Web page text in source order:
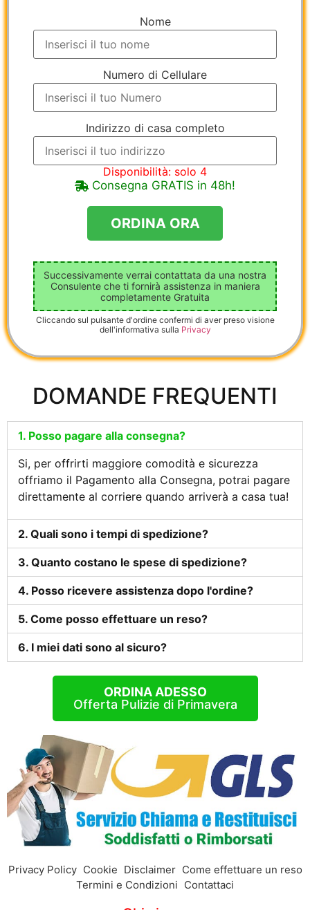
Nome
Numero di Cellulare
Indirizzo di casa completo
Disponibilità: solo 4
Consegna GRATIS in 48h!
Successivamente verrai contattata da una nostra
Consulente che ti fornirà assistenza in maniera
completamente Gratuita
Cliccando sul pulsante d'ordine confermi di aver preso visione
dell'informativa sulla Privacy
DOMANDE FREQUENTI
1. Posso pagare alla consegna?
Si, per offrirti maggiore comodità e sicurezza
offriamo il Pagamento alla Consegna, potrai pagare
direttamente al corriere quando arriverà a casa tua!
2. Quali sono i tempi di spedizione?
3. Quanto costano le spese di spedizione?
4. Posso ricevere assistenza dopo l'ordine?
5. Come posso effettuare un reso?
6. I miei dati sono al sicuro?
ORDINA ADESSO
Offerta Pulizie di Primavera
Privacy Policy Cookie Disclaimer Come effettuare un reso
Termini e Condizioni Contattaci